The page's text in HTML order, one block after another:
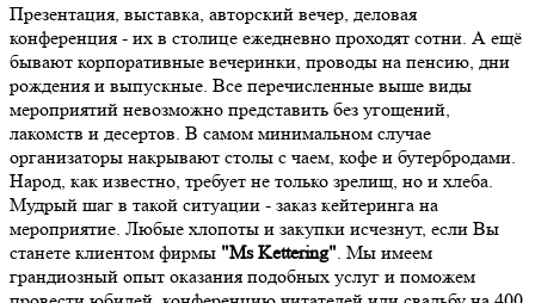
Презентация, выставка, авторский вечер, деловая
конференция - их в столице ежедневно проходят сотни. А ещё
бывают корпоративные вечеринки, проводы на пенсию, дни
рождения и выпускные. Все перечисленные выше виды
мероприятий невозможно представить без угощений,
лакомств и десертов. В самом минимальном случае
организаторы накрывают столы с чаем, кофе и бутербродами.
Народ, как известно, требует не только зрелищ, но и хлеба.
Мудрый шаг в такой ситуации - заказ кейтеринга на
мероприятие. Любые хлопоты и закупки исчезнут, если Вы
станете клиентом фирмы "Ms Kettering". Мы имеем
грандиозный опыт оказания подобных услуг и поможем